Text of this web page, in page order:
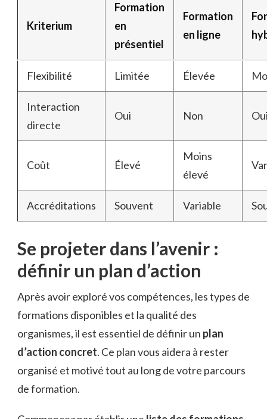
Kriterium
Formation
en
présentiel
Formation
en ligne
Flexibilité Limitée Élevée
Interaction
directe
Oui Non
Coût Élevé
Moins
élevé
Accréditations Souvent Variable
Se projeter dans l’avenir :
définir un plan d’action
Après avoir exploré vos compétences, les types de
formations disponibles et la qualité des
organismes, il est essentiel de définir un plan
d’action concret. Ce plan vous aidera à rester
organisé et motivé tout au long de votre parcours
de formation.